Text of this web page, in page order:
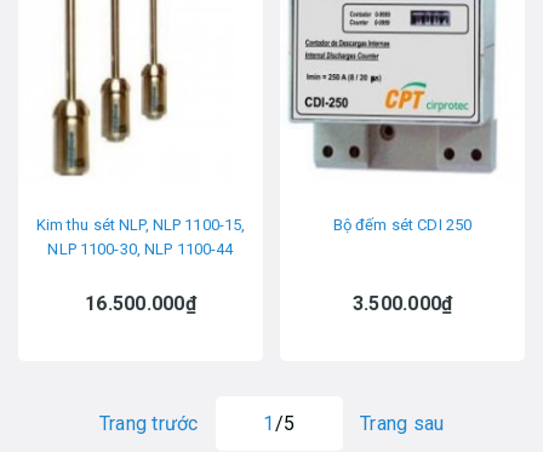
Kim thu sét NLP, NLP 1100-15,
NLP 1100-30, NLP 1100-44
16.500.000₫
Bộ đếm sét CDI 250
3.500.000₫
Trang trước 1 /5 Trang sau